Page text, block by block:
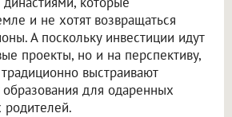
и не хотят возвращаться
А поскольку инвестиции идут
проекты, но и на перспективу,
выстраивают
для одаренных